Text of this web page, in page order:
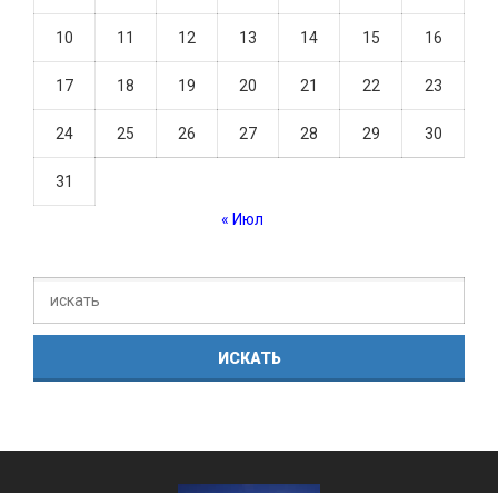
10 11 12 13 14 15 16
17 18 19 20 21 22 23
24 25 26 27 28 29 30
31
« Июл